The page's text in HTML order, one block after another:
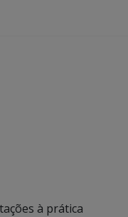
à prática